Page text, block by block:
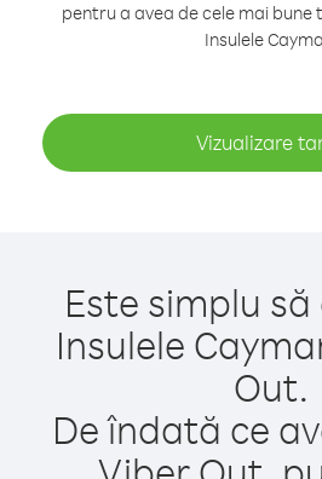
pentru a avea de cele mai
Insulele
Vizualizare
Este simplu
Insulele
Out.
De îndată ce